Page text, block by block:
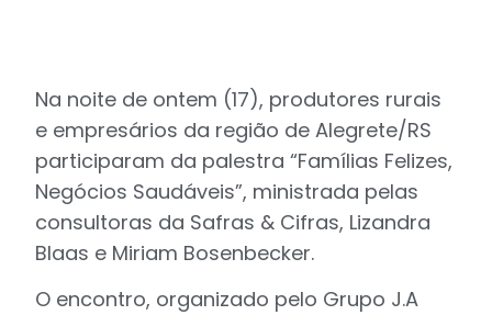
Na noite de ontem (17), produtores rurais
e empresários da região de Alegrete/RS
participaram da palestra “Famílias Felizes,
Negócios Saudáveis”, ministrada pelas
consultoras da Safras & Cifras, Lizandra
Blaas e Miriam Bosenbecker.
O encontro, organizado pelo Grupo J.A